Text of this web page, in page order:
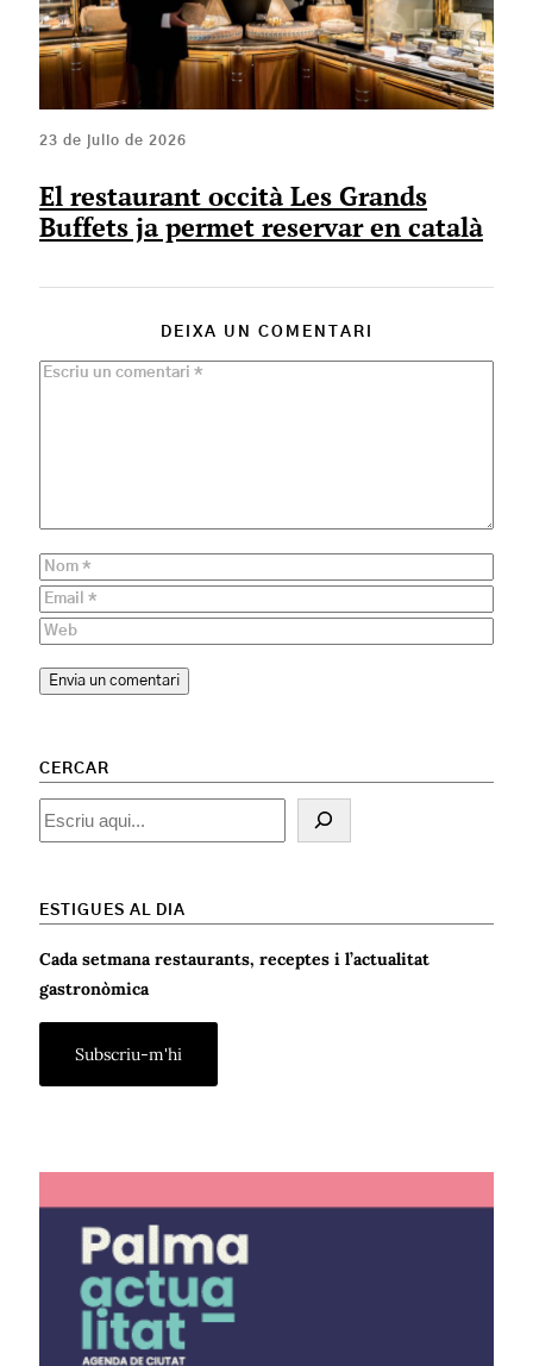
23 de julio de 2026
El restaurant occità Les Grands
Buffets ja permet reservar en català
DEIXA UN COMENTARI
CERCAR
Cercar
ESTIGUES AL DIA
Cada setmana restaurants, receptes i l’actualitat
gastronòmica